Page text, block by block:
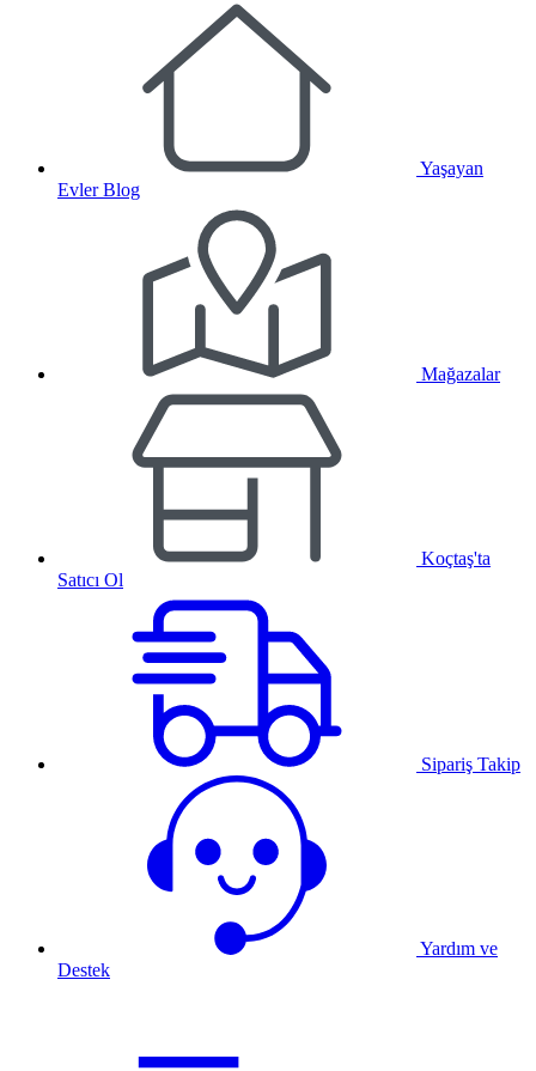
Yaşayan
Evler Blog
Mağazalar
Koçtaş'ta
Satıcı Ol
Sipariş Takip
Yardım ve
Destek